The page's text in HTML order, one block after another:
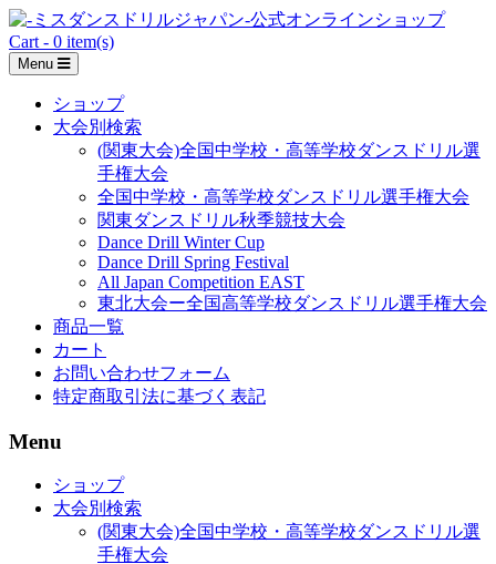
Skip
to
content
Cart - 0 item(s)
Menu
ショップ
大会別検索
(関東大会)全国中学校・高等学校ダンスドリル選
手権大会
全国中学校・高等学校ダンスドリル選手権大会
関東ダンスドリル秋季競技大会
Dance Drill Winter Cup
Dance Drill Spring Festival
All Japan Competition EAST
東北大会ー全国高等学校ダンスドリル選手権大会
商品一覧
カート
お問い合わせフォーム
特定商取引法に基づく表記
Menu
ショップ
大会別検索
(関東大会)全国中学校・高等学校ダンスドリル選
手権大会